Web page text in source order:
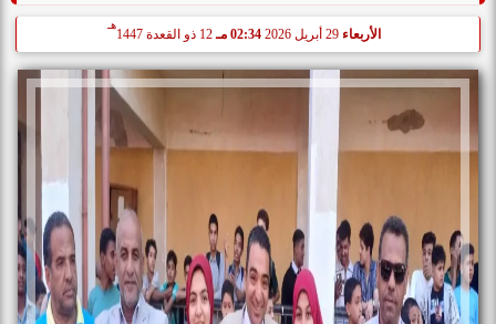
الأربعاء 29 أبريل 2026 02:34 مـ 12 ذو القعدة 1447
هـ